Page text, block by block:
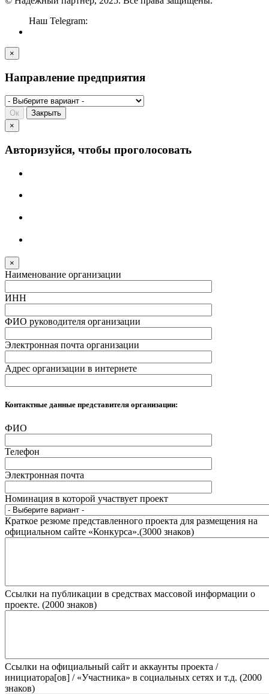
Наш Telegram:
×
Направление предприятия
Ок
Закрыть
×
Авторизуйся, чтобы проголосовать
×
Наименование организации
ИНН
ФИО руководителя организации
Электронная почта организации
Адрес организации в интернете
Контактные данные представителя организации:
ФИО
Телефон
Электронная почта
Номинация в которой участвует проект
Краткое резюме представленного проекта для размещения на
официальном сайте «Конкурса».(3000 знаков)
Ссылки на публикации в средствах массовой информации о
проекте. (2000 знаков)
Ссылки на официальный сайт и аккаунты проекта /
инициатора[ов] / «Участника» в социальных сетях и т.д. (2000
знаков)